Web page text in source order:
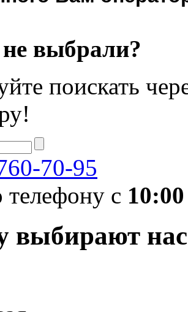
выбрали?
поискать
70-95
телефону с 10:00
выбирают нас